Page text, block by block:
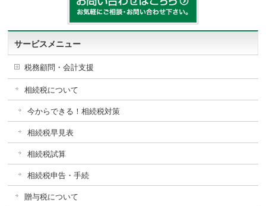
サービスメニュー
税務顧問・会計支援
相続税について
今からできる！相続税対策
相続税早見表
相続税試算
相続税申告・手続
贈与税について